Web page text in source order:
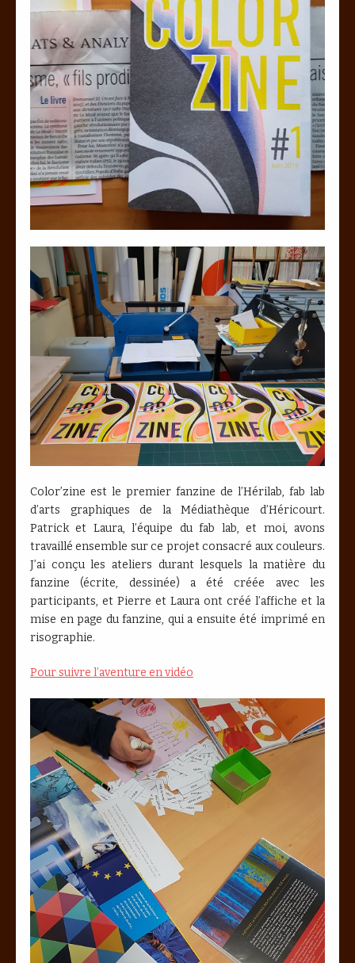
Color’zine est le premier fanzine de l’Hérilab, fab lab
d’arts graphiques de la Médiathèque d’Héricourt.
Patrick et Laura, l’équipe du fab lab, et moi, avons
travaillé ensemble sur ce projet consacré aux couleurs.
J’ai conçu les ateliers durant lesquels la matière du
fanzine (écrite, dessinée) a été créée avec les
participants, et Pierre et Laura ont créé l’affiche et la
mise en page du fanzine, qui a ensuite été imprimé en
risographie.
Pour suivre l’aventure en vidéo